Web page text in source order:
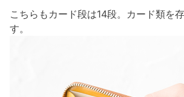
こちらもカード段は14段。カード類を
す。